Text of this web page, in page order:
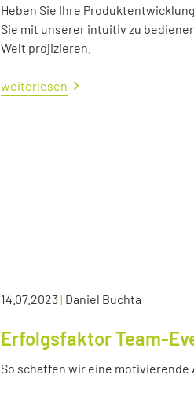
Heben Sie Ihre
Sie mit unserer intuitiv zu
Welt projizieren.
weiterlesen
14.07.2023| Daniel Buchta
Erfolgsfaktor Team-
So schaffen wir eine motivierende